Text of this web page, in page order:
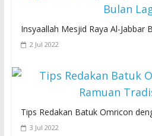
Insyaallah Mesjid Raya Al-Jabbar
2 Jul 2022
Tips Redakan Batuk Omricon
3 Jul 2022